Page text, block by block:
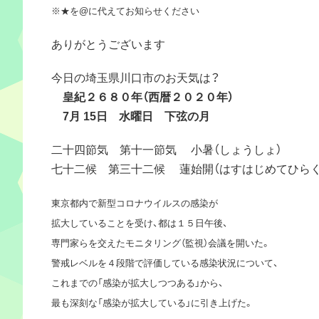
※★を@に代えてお知らせください
ありがとうございます
今日の埼玉県川口市のお天気は？
皇紀２６８０年（西暦２０２０年）
7月 15日 水曜日 下弦の月
二十四節気 第十一節気 小暑（しょうしょ）
七十二候 第三十二候 蓮始開（はすはじめてひらく
東京都内で新型コロナウイルスの感染が
拡大していることを受け、都は１５日午後、
専門家らを交えたモニタリング（監視）会議を開いた。
警戒レベルを４段階で評価している感染状況について、
これまでの「感染が拡大しつつある」から、
最も深刻な「感染が拡大している」に引き上げた。